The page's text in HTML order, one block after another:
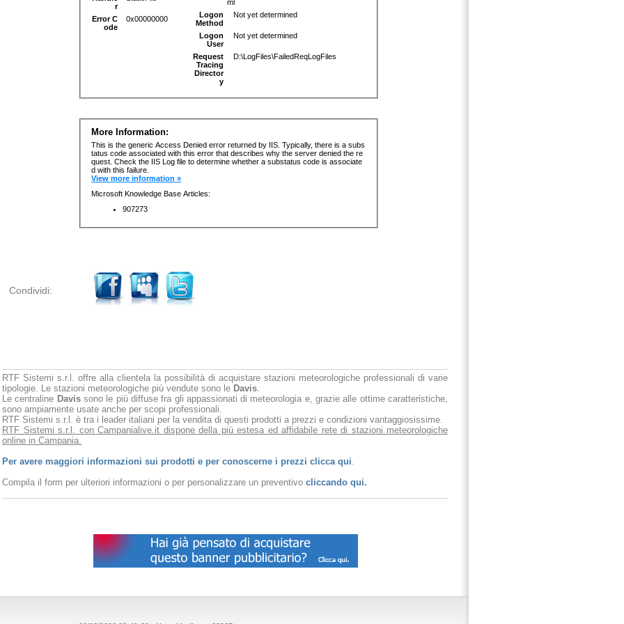
Condividi:
RTF Sistemi s.r.l. offre alla clientela la possibilità di acquistare stazioni meteorologiche professionali di varie
tipologie. Le stazioni meteorologiche più vendute sono le Davis.
Le centraline Davissono le più diffuse fra gli appassionati di meteorologia e, grazie alle ottime caratteristiche,
sono ampiamente usate anche per scopi professionali.
RTF Sistemi s.r.l. è tra i leader italiani per la vendita di questi prodotti a prezzi e condizioni vantaggiosissime.
RTF Sistemi s.r.l. con Campanialive.it dispone della più estesa ed affidabile rete di stazioni meteorologiche
online in Campania.
Per avere maggiori informazioni sui prodotti e per conoscerne i prezzi clicca qui.
Compila il form per ulteriori informazioni o per personalizzare un preventivo cliccando qui.